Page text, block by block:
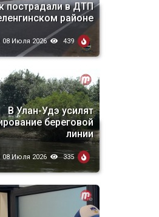
пострадали в ДТП
районе
08 Июля 2026 439
В Улан-Удэ усилят
береговой
линии
08 Июля 2026 335